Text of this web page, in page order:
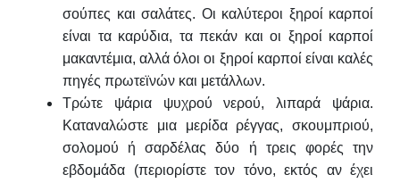
σούπες και σαλάτες. Οι καλύτεροι ξηροί καρποί
είναι τα καρύδια, τα πεκάν και οι ξηροί καρποί
μακαντέμια, αλλά όλοι οι ξηροί καρποί είναι καλές
πηγές πρωτεϊνών και μετάλλων.
Τρώτε ψάρια ψυχρού νερού, λιπαρά ψάρια.
Καταναλώστε μια μερίδα ρέγγας, σκουμπριού,
σολομού ή σαρδέλας δύο ή τρεις φορές την
εβδομάδα (περιορίστε τον τόνο, εκτός αν έχει